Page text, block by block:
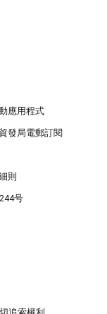
應用程式
發局電郵訂閱
則
号